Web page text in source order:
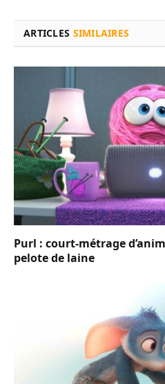
ARTICLES SIMILAIRES
Purl : court-métrage
pelote de laine